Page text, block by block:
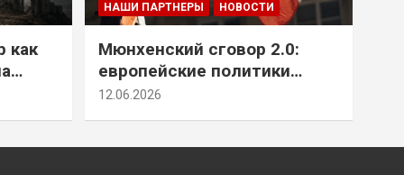
как
юг
НАШИ ПАРТНЕРЫ НОВОСТИ
Мюнхенский сговор 2.0:
европейские политики
снова растят монстра у
12.06.2026